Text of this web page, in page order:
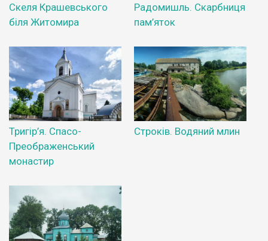
Скеля Крашевського
біля Житомира
Радомишль. Скарбниця
пам’яток
Тригір’я. Спасо-
Преображенський
монастир
Строків. Водяний млин